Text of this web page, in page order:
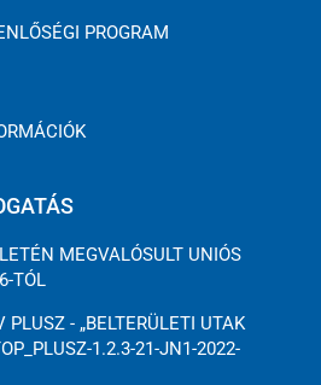
PROGRAM
MEGVALÓSULT UNIÓS
TÓL
PLUSZ - „BELTERÜLETI UTAK
1.2.3-21-JN1-2022-